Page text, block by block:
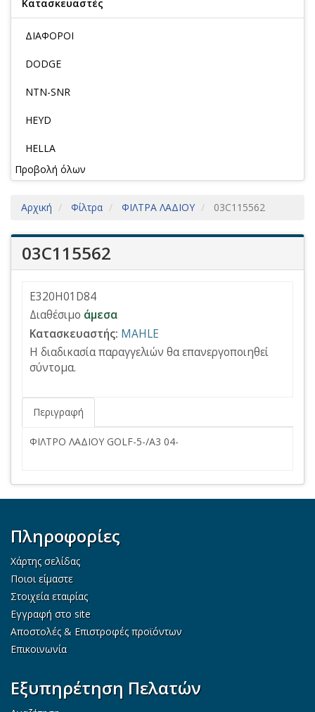
Κατασκευαστές
ΔΙΑΦΟΡΟΙ
DODGE
NTN-SNR
HEYD
HELLA
Προβολή όλων
Αρχική Φίλτρα ΦΙΛΤΡΑ ΛΑΔΙΟΥ 03C115562
03C115562
E320H01D84
Διαθέσιμο άμεσα
Κατασκευαστής: MAHLE
Η διαδικασία παραγγελιών θα επανεργοποιηθεί
σύντομα.
Περιγραφή
ΦΙΛΤΡΟ ΛΑΔΙΟΥ GOLF-5-/A3 04-
Πληροφορίες
Χάρτης σελίδας
Ποιοι είμαστε
Στοιχεία εταιρίας
Εγγραφή στο site
Αποστολές & Επιστροφές προϊόντων
Επικοινωνία
Εξυπηρέτηση Πελατών